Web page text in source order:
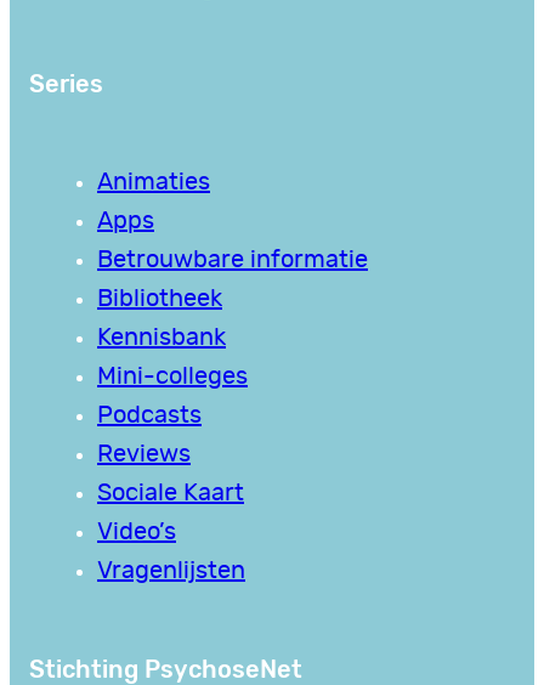
Series
Animaties
Apps
Betrouwbare informatie
Bibliotheek
Kennisbank
Mini-colleges
Podcasts
Reviews
Sociale Kaart
Video’s
Vragenlijsten
Stichting PsychoseNet